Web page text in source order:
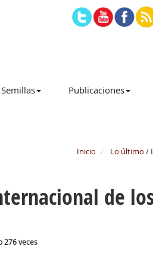
Publicaciones
Inicio Lo último /
de
276 veces